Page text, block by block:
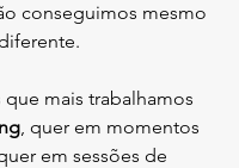
conseguimos mesmo
mais trabalhamos
, quer em momentos
em sessões de